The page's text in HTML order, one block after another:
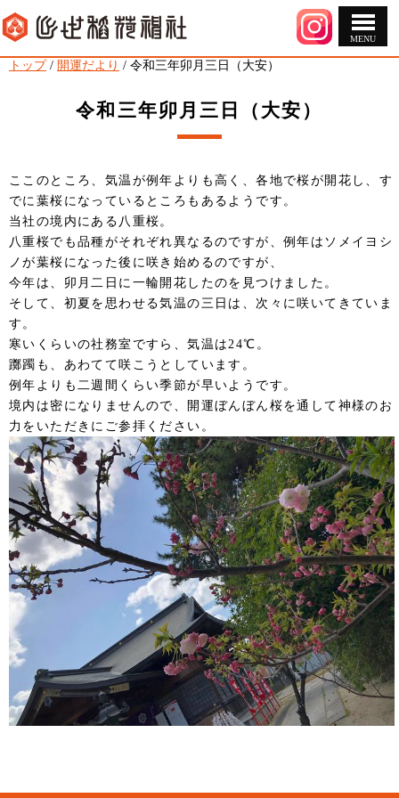
このページの本文へ
MENU
現
トップ / 開運だより / 令和三年卯月三日（大安）
令和三年卯月三日（大安）
ここのところ、気温が例年よりも高く、各地で桜が開花し、す
でに葉桜になっているところもあるようです。
当社の境内にある八重桜。
八重桜でも品種がそれぞれ異なるのですが、例年はソメイヨシ
ノが葉桜になった後に咲き始めるのですが、
今年は、卯月二日に一輪開花したのを見つけました。
そして、初夏を思わせる気温の三日は、次々に咲いてきていま
す。
寒いくらいの社務室ですら、気温は24℃。
躑躅も、あわてて咲こうとしています。
例年よりも二週間くらい季節が早いようです。
境内は密になりませんので、開運ぼんぼん桜を通して神様のお
力をいただきにご参拝ください。